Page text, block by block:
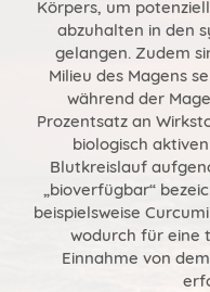
Körpers, um
abzuhalten in den
gelangen. Zudem
Milieu des Magens
während der
Prozentsatz an
biologisch
Blutkreislauf
„bioverfügbar“
beispielsweise
wodurch für eine
Einnahme von